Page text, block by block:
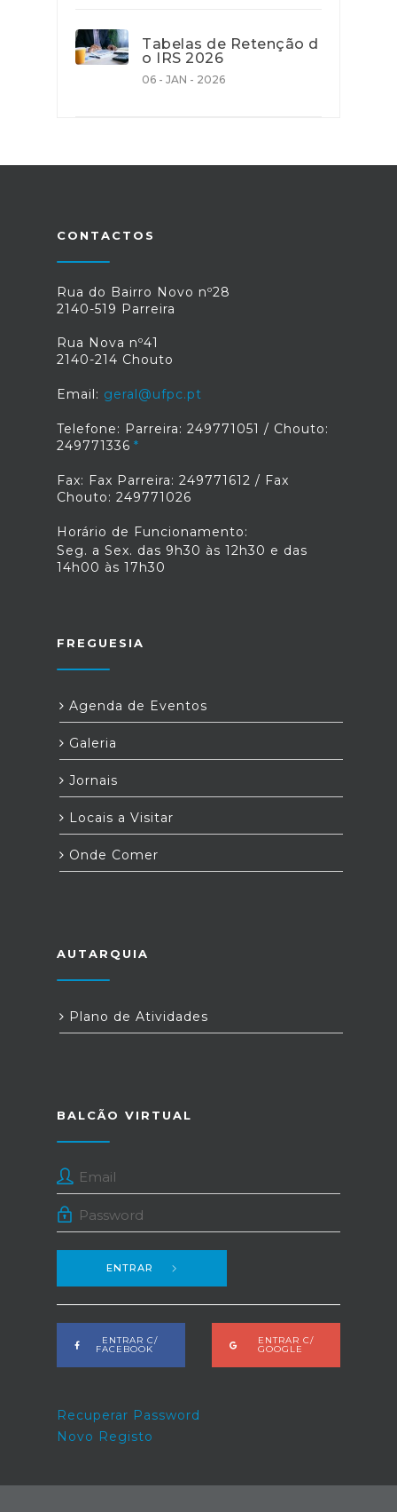
Tabelas de Retenção d
o IRS 2026
06 - JAN - 2026
CONTACTOS
Rua do Bairro Novo nº28
2140-519 Parreira
Rua Nova nº41
2140-214 Chouto
Email: geral@ufpc.pt
Telefone: Parreira: 249771051 / Chouto:
249771336
Fax: Fax Parreira: 249771612 / Fax
Chouto: 249771026
Horário de Funcionamento:
Seg. a Sex. das 9h30 às 12h30 e das
14h00 às 17h30
FREGUESIA
Agenda de Eventos
Galeria
Jornais
Locais a Visitar
Onde Comer
AUTARQUIA
Plano de Atividades
BALCÃO VIRTUAL
ENTRAR
ENTRAR C/
FACEBOOK
ENTRAR C/
GOOGLE
Recuperar Password
Novo Registo